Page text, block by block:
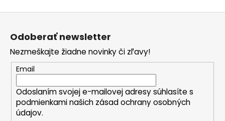
Z
Odoberať newsletter
Nezmeškajte žiadne novinky či zľavy!
Email
Odoslaním svojej e-mailovej adresy súhlasíte s
podmienkami našich zásad ochrany osobných
údajov.